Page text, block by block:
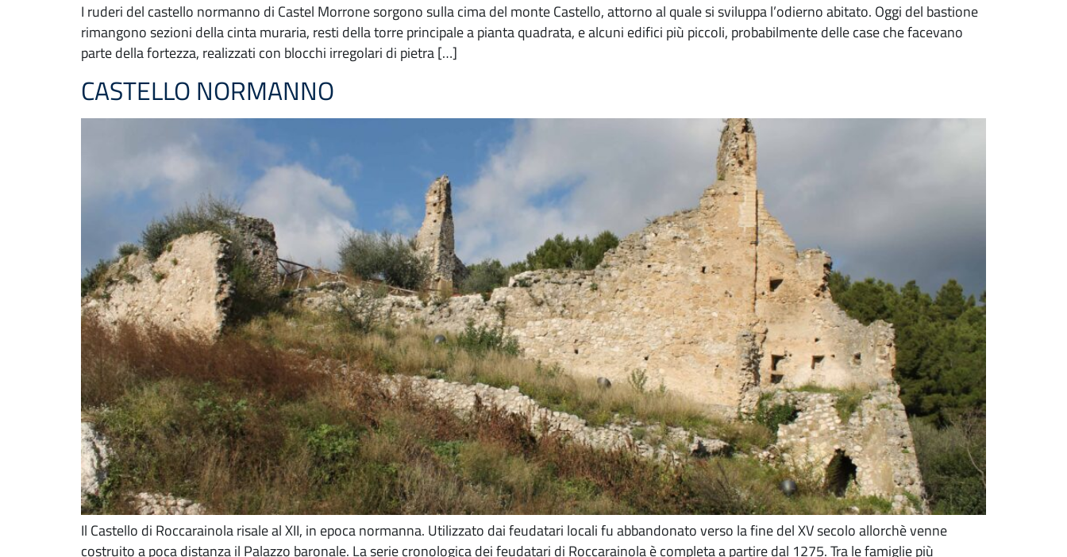
I ruderi del castello normanno di Castel Morrone sorgono sulla cima del monte Castello, attorno al quale si sviluppa l’odierno abitato. Oggi del bastione
rimangono sezioni della cinta muraria, resti della torre principale a pianta quadrata, e alcuni edifici più piccoli, probabilmente delle case che facevano
parte della fortezza, realizzati con blocchi irregolari di pietra […]
CASTELLO NORMANNO
Il Castello di Roccarainola risale al XII, in epoca normanna. Utilizzato dai feudatari locali fu abbandonato verso la fine del XV secolo allorchè venne
costruito a poca distanza il Palazzo baronale. La serie cronologica dei feudatari di Roccarainola è completa a partire dal 1275. Tra le famiglie più